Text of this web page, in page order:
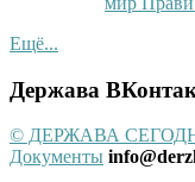
Ещё...
Держава
© ДЕРЖАВА
Документы